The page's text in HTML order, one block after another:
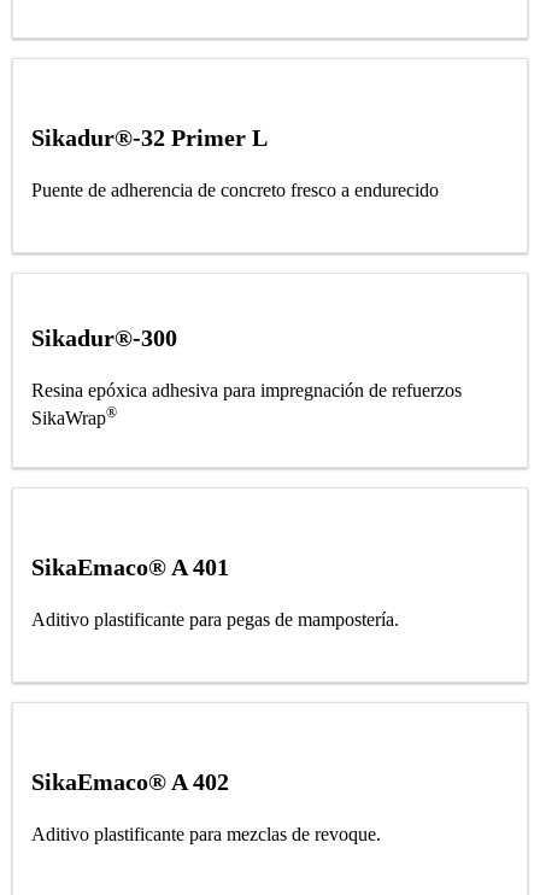
Sikadur®-32 Primer L
Puente de adherencia de concreto fresco a endurecido
Sikadur®-300
Resina epóxica adhesiva para impregnación de refuerzos
SikaWrap®
SikaEmaco® A 401
Aditivo plastificante para pegas de mampostería.
SikaEmaco® A 402
Aditivo plastificante para mezclas de revoque.